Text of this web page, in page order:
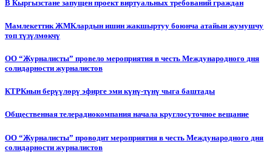
В Кыргызстане запущен проект виртуальных требований граждан
Мамлекеттик ЖМКлардын ишин жакшыртуу боюнча атайын жумушчу
топ түзүлмөкчү
ОО “Журналисты” провело мероприятия в честь Международного дня
солидарности журналистов
КТРКнын берүүлөрү эфирге эми күнү-түнү чыга баштады
Общественная телерадиокомпания начала круглосуточное вещание
ОО “Журналисты” проводит мероприятия в честь Международного дня
солидарности журналистов